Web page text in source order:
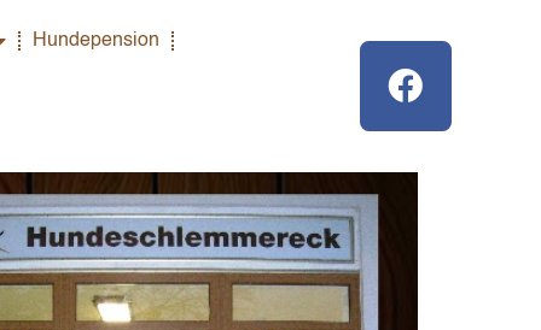
Hundepension